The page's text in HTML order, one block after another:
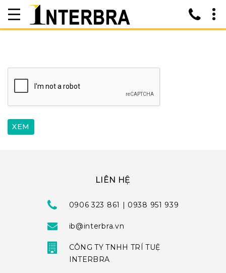
LIÊN HỆ
0906 323 861 | 0938 951 939
ib@interbra.vn
CÔNG TY TNHH TRÍ TUỆ
INTERBRA